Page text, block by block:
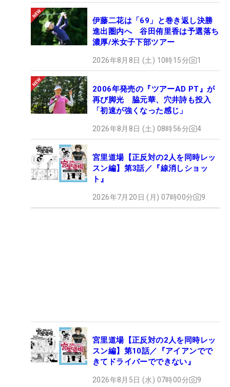
伊藤二花は「69」と巻き返し決勝
進出圏内へ 谷田侑里香は予選落ち
濃厚/米女子下部ツアー
2026年8月8日 (土) 10時15分 1
2006年発売の『ツアーAD PT』が
再び脚光 脇元華、穴井詩も投入
「初速が強くなった感じ」
2026年8月8日 (土) 08時56分 4
宮里道場【正反対の2人を同時レッ
スン編】第3話／『線消しショッ
ト』
2026年7月20日 (月) 07時00分 9
宮里道場【正反対の2人を同時レッ
スン編】第10話／『アイアンでで
きてドライバーでできない』
2026年8月5日 (水) 07時00分 9